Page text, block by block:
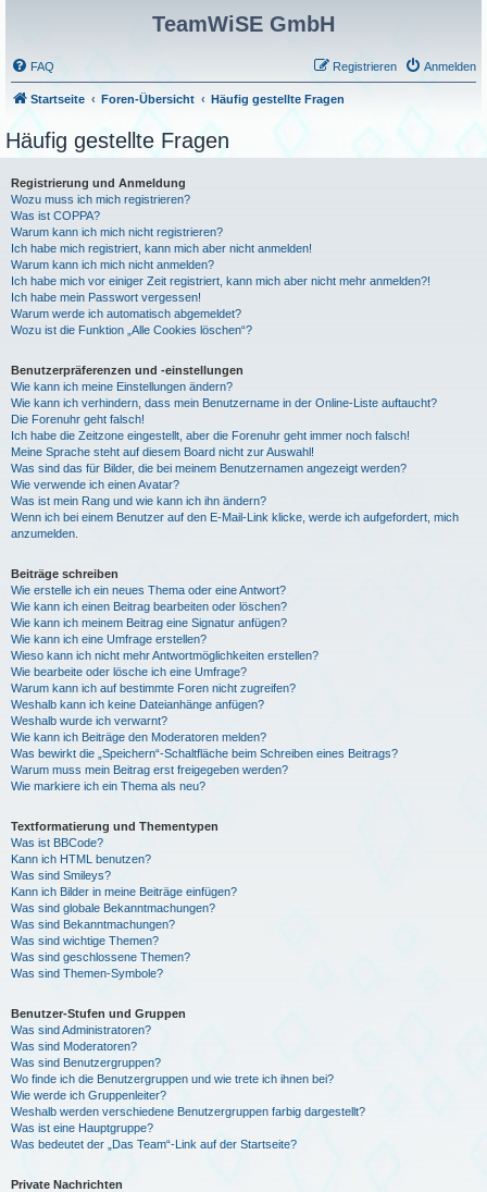
TeamWiSE GmbH
FAQ Anmelden
Registrieren
Startseite Foren-Übersicht Häufig gestellte Fragen
Häufig gestellte Fragen
Registrierung und Anmeldung
Wozu muss ich mich registrieren?
Was ist COPPA?
Warum kann ich mich nicht registrieren?
Ich habe mich registriert, kann mich aber nicht anmelden!
Warum kann ich mich nicht anmelden?
Ich habe mich vor einiger Zeit registriert, kann mich aber nicht mehr anmelden?!
Ich habe mein Passwort vergessen!
Warum werde ich automatisch abgemeldet?
Wozu ist die Funktion „Alle Cookies löschen“?
Benutzerpräferenzen und -einstellungen
Wie kann ich meine Einstellungen ändern?
Wie kann ich verhindern, dass mein Benutzername in der Online-Liste auftaucht?
Die Forenuhr geht falsch!
Ich habe die Zeitzone eingestellt, aber die Forenuhr geht immer noch falsch!
Meine Sprache steht auf diesem Board nicht zur Auswahl!
Was sind das für Bilder, die bei meinem Benutzernamen angezeigt werden?
Wie verwende ich einen Avatar?
Was ist mein Rang und wie kann ich ihn ändern?
Wenn ich bei einem Benutzer auf den E-Mail-Link klicke, werde ich aufgefordert, mich
anzumelden.
Beiträge schreiben
Wie erstelle ich ein neues Thema oder eine Antwort?
Wie kann ich einen Beitrag bearbeiten oder löschen?
Wie kann ich meinem Beitrag eine Signatur anfügen?
Wie kann ich eine Umfrage erstellen?
Wieso kann ich nicht mehr Antwortmöglichkeiten erstellen?
Wie bearbeite oder lösche ich eine Umfrage?
Warum kann ich auf bestimmte Foren nicht zugreifen?
Weshalb kann ich keine Dateianhänge anfügen?
Weshalb wurde ich verwarnt?
Wie kann ich Beiträge den Moderatoren melden?
Was bewirkt die „Speichern“-Schaltfläche beim Schreiben eines Beitrags?
Warum muss mein Beitrag erst freigegeben werden?
Wie markiere ich ein Thema als neu?
Textformatierung und Thementypen
Was ist BBCode?
Kann ich HTML benutzen?
Was sind Smileys?
Kann ich Bilder in meine Beiträge einfügen?
Was sind globale Bekanntmachungen?
Was sind Bekanntmachungen?
Was sind wichtige Themen?
Was sind geschlossene Themen?
Was sind Themen-Symbole?
Benutzer-Stufen und Gruppen
Was sind Administratoren?
Was sind Moderatoren?
Was sind Benutzergruppen?
Wo finde ich die Benutzergruppen und wie trete ich ihnen bei?
Wie werde ich Gruppenleiter?
Weshalb werden verschiedene Benutzergruppen farbig dargestellt?
Was ist eine Hauptgruppe?
Was bedeutet der „Das Team“-Link auf der Startseite?
Private Nachrichten